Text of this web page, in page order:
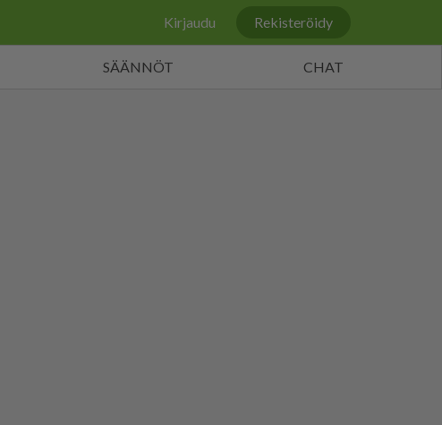
Kirjaudu Rekisteröidy
SÄÄNNÖT CHAT